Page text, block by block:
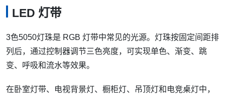
LED 灯带
3色5050灯珠是 RGB 灯带中常见的光源。灯珠按固定间距排
列后，通过控制器调节三色亮度，可实现单色、渐变、跳
变、呼吸和流水等效果。
在卧室灯带、电视背景灯、橱柜灯、吊顶灯和电竞桌灯中，